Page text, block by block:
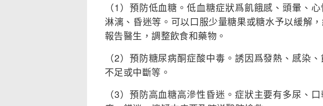
（1）預防低血糖。低血糖症狀爲飢餓感、頭暈、
淋漓、昏迷等。可以口服少量糖果或糖水予以緩解
報告醫生，調整飲食和藥物。
（2）預防糖尿病酮症酸中毒。誘因爲發熱、感染
不足或中斷等。
（3）預防高血糖高滲性昏迷。症狀主要有多尿、